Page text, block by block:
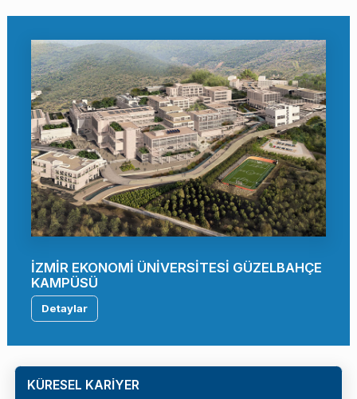
İZMİR EKONOMİ ÜNİVERSİTESİ GÜZELBAHÇE
KAMPÜSÜ
Detaylar
KÜRESEL KARİYER